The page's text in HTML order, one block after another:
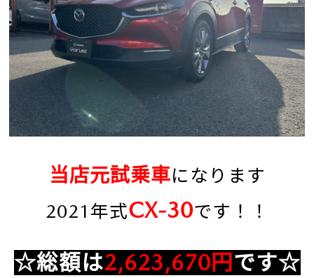
当店元試乗車になります
2021年式CX-30です ！！
☆総額は2,623,670円 です☆